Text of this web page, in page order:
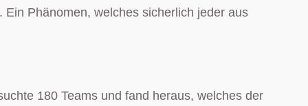
Ein Phänomen, welches sicherlich jeder aus
180 Teams und fand heraus, welches der